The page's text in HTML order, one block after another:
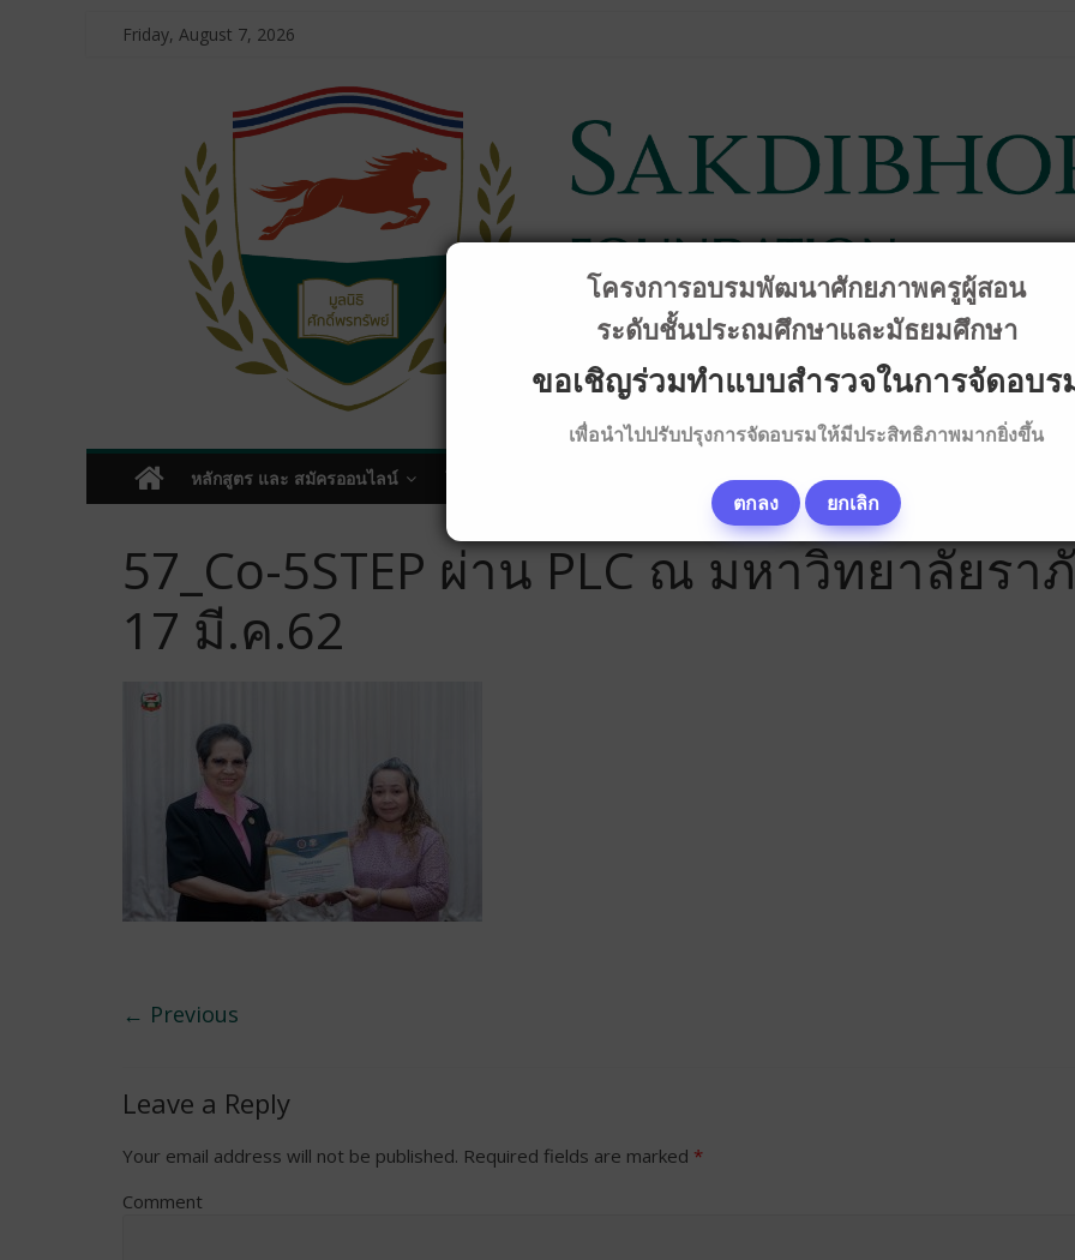
Friday, August 7, 2026
หลักสูตร และ สมัครออนไลน์ คลิป & เนื้อหาบรรยายอบรม
57_Co-5STEP ผ่าน PLC ณ มหาวิทยาลัยร
17 มี.ค.62
← Previous
Leave a Reply
Your email address will not be published. Required fields are marked *
Comment
โครงการอบรมพัฒนาศักยภาพครูผู้สอน
ระดับชั้นประถมศึกษาและมัธยมศึกษา
ขอเชิญร่วมทำแบบสำรวจในการจัดอบร
เพื่อนำไปปรับปรุงการจัดอบรมให้มีประสิทธิภาพมากยิ่งขึ้น
ตกลง ยกเลิก